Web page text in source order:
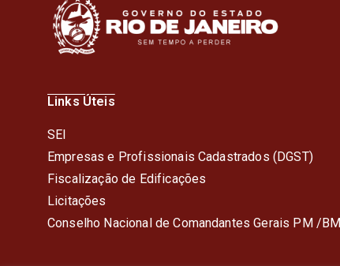
Links Úteis
SEI
Empresas e Profissionais Cadastrados (DGST)
Fiscalização de Edificações
Licitações
Conselho Nacional de Comandantes Gerais PM /BM